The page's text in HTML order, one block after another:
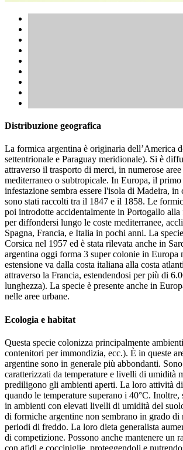
Distribuzione geografica
La formica argentina è originaria dell’America
settentrionale e Paraguay meridionale). Si è
attraverso il trasporto di merci, in numerose
mediterraneo o subtropicale. In Europa, il
infestazione sembra essere l'isola di Madeira,
sono stati raccolti tra il 1847 e il 1858. Le
poi introdotte accidentalmente in Portogallo
per diffondersi lungo le coste mediterranee,
Spagna, Francia, e Italia in pochi anni. La
Corsica nel 1957 ed è stata rilevata anche in
argentina oggi forma 3 super colonie in Europa
estensione va dalla costa italiana alla costa
attraverso la Francia, estendendosi per più di
lunghezza). La specie è presente anche in
nelle aree urbane.
Ecologia e habitat
Questa specie colonizza principalmente
contenitori per immondizia, ecc.). È in queste
argentine sono in generale più abbondanti.
caratterizzati da temperature e livelli di umidità
prediligono gli ambienti aperti. La loro attività di
quando le temperature superano i 40°C.
in ambienti con elevati livelli di umidità del
di formiche argentine non sembrano in grado di
periodi di freddo. La loro dieta generalista
di competizione. Possono anche mantenere un
con afidi e cocciniglie, proteggendoli e